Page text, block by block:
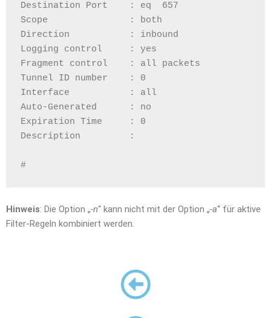
Destination Port    : eq  657
Scope               : both
Direction           : inbound
Logging control     : yes
Fragment control    : all packets
Tunnel ID number    : 0
Interface           : all
Auto-Generated      : no
Expiration Time     : 0
Description         :
#
Hinweis: Die Option „-n“ kann nicht mit der Option „-a“ für aktive
Filter-Regeln kombiniert werden.